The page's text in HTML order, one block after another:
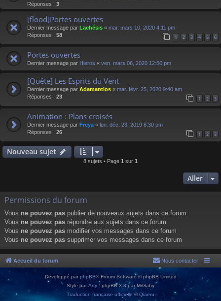
Réponses : 3
[flood]Portes ouvertes
Dernier message par Lachésis « mar. mars 10, 2020 4:11 pm
Réponses : 58 1 2 3 4 5 6
Portes ouvertes
Dernier message par Hieros « ven. mars 06, 2020 12:50 pm
[Quête] Les Esprits du Vent
Dernier message par Adamantios « mar. févr. 25, 2020 9:40 am
Réponses : 23 1 2 3
Animation : Plans croisés
Dernier message par Freya « lun. déc. 23, 2019 8:30 pm
Réponses : 26 1 2 3
Nouveau sujet
8 sujets • Page 1 sur 1
Aller
Permissions du forum
Vous ne pouvez pas publier de nouveaux sujets dans ce forum
Vous ne pouvez pas répondre aux sujets dans ce forum
Vous ne pouvez pas modifier vos messages dans ce forum
Vous ne pouvez pas supprimer vos messages dans ce forum
Accueil du forum Nous contacter
Développé par phpBB® Forum Software © phpBB Limited
Style parArty - phpBB 3.3 par MrGaby
Traduction française officielle ©Qiaeru